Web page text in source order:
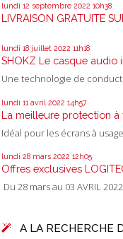
lundi 12 septembre 2022 10h38
LIVRAISON GRATUITE
lundi 18 juillet 2022 11h18
SHOKZ Le casque audio
Une technologie de
lundi 11 avril 2022 14h57
La meilleure protection à
Idéal pour les écrans à
lundi 28 mars 2022 12h05
Offres exclusives
Du 28 mars au 03 AVRIL
A LA RECHERCHE